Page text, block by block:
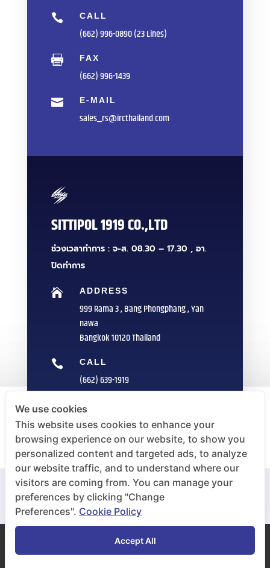
 CALL
(662) 996-0890 (23 Lines)
 FAX
(662) 996-1439
 E-MAIL
sales_rs@ircthailand.com
SITTIPOL 1919 CO.,LTD
ช่วงเวลาทำการ : จ-ส. 08.30 – 17.30 , อา.
ปิดทำการ
 ADDRESS
999 Rama 3 , Bang Phongphang , Yan
nawa
Bangkok 10120 Thailand
 CALL
(662) 639-1919
 FAX
(662) 235-1959
 E-MAIL
info@sittipol.com
COPYRIGHT © 2020 Inoue Rubber (Thailand) Public
We use cookies
This website uses cookies to enhance your
browsing experience on our website, to show you
personalized content and targeted ads, to analyze
our website traffic, and to understand where our
visitors are coming from. You can manage your
preferences by clicking "Change
Preferences". Cookie Policy
Accept All